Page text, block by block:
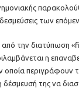
των
την διατύπωση
η
οποία
της να